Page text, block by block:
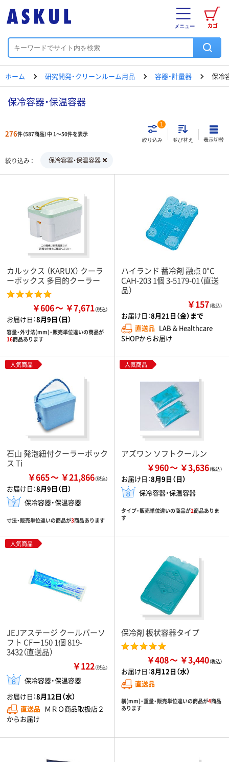
カゴ
メニュー
ホーム 研究開発・クリーンルーム用品 容器・計量器 保冷
保冷容器・保温容器
276件（587商品）中 1～50件を表示
絞り込み
1
並び替え 表示切替
絞り込み 保冷容器・保温容器
カルックス （KARUX） クーラ
ーボックス 多目的クーラー
￥606 ￥7,671
お届け日：8月9日（日）
容量・外寸法(mm)・販売単位違いの商品が
16商品あります
ハイランド 蓄冷剤 融点 0°C
CAH-203 1個 3-5179-01（直送
品）
￥157（税込）
お届け日：8月21日（金）まで
直送品 LAB & Healthcare
SHOPからお届け
人気商品
石山 発泡紐付クーラーボック
ス Ti
￥665 ￥21,866
お届け日：8月9日（日）
保冷容器・保温容器
寸法・販売単位違いの商品が3商品あります
人気商品
アズワン ソフトクールン
￥960 ￥3,636
お届け日：8月9日（日）
保冷容器・保温容器
タイプ・販売単位違いの商品が2商品ありま
す
人気商品
JEJアステージ クールバーソ
フト CFー150 1個 819-
3432（直送品）
￥122（税込）
保冷容器・保温容器
お届け日：8月12日（水）
直送品 ＭＲＯ商品取扱店２
からお届け
保冷剤 板状容器タイプ
￥408 ￥3,440
お届け日：8月12日（水）
直送品
横(mm)・重量・販売単位違いの商品が4商品
あります